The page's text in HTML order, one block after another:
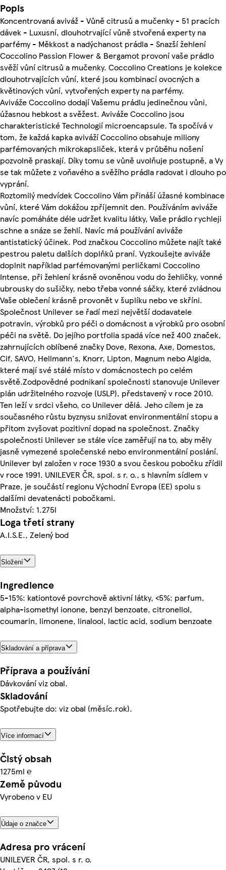
Popis
Koncentrovaná aviváž - Vůně citrusů a mučenky - 51 pracích
dávek - Luxusní, dlouhotrvající vůně stvořená experty na
parfémy - Měkkost a nadýchanost prádla - Snazší žehlení
Coccolino Passion Flower & Bergamot provoní vaše prádlo
svěží vůní citrusů a mučenky. Coccolino Creations je kolekce
dlouhotrvajících vůní, které jsou kombinací ovocných a
květinových vůní, vytvořených experty na parfémy.
Aviváže Coccolino dodají Vašemu prádlu jedinečnou vůni,
úžasnou hebkost a svěžest. Aviváže Coccolino jsou
charakteristické Technologií microencapsule. Ta spočívá v
tom, že každá kapka aviváží Coccolino obsahuje miliony
parfémovaných mikrokapsliček, která v průběhu nošení
pozvolně praskají. Díky tomu se vůně uvolňuje postupně, a Vy
se tak můžete z voňavého a svěžího prádla radovat i dlouho po
vyprání.
Roztomilý medvídek Coccolino Vám přináší úžasné kombinace
vůní, které Vám dokážou zpříjemnit den. Používáním aviváže
navíc pomáháte déle udržet kvalitu látky, Vaše prádlo rychleji
schne a snáze se žehlí. Navíc má používání aviváže
antistatický účinek. Pod značkou Coccolino můžete najít také
pestrou paletu dalších doplňků praní. Vyzkoušejte aviváže
doplnit například parfémovanými perličkami Coccolino
Intense, při žehlení krásně ovoněnou vodu do žehličky, vonné
ubrousky do sušičky, nebo třeba vonné sáčky, které zvládnou
Vaše oblečení krásně provonět v šuplíku nebo ve skříni.
Společnost Unilever se řadí mezi největší dodavatele
potravin, výrobků pro péči o domácnost a výrobků pro osobní
péči na světě. Do jejího portfolia spadá více než 400 značek,
zahrnujících oblíbené značky Dove, Rexona, Axe, Domestos,
Cif, SAVO, Hellmann's, Knorr, Lipton, Magnum nebo Algida,
které mají své stálé místo v domácnostech po celém
světě.Zodpovědné podnikaní společnosti stanovuje Unilever
plán udržitelného rozvoje (USLP), představený v roce 2010.
Ten leží v srdci všeho, co Unilever dělá. Jeho cílem je za
současného růstu byznysu snižovat environmentální stopu a
přitom zvyšovat pozitivní dopad na společnost. Značky
společnosti Unilever se stále více zaměřují na to, aby měly
jasně vymezené společenské nebo environmentální poslání.
Unilever byl založen v roce 1930 a svou českou pobočku zřídil
v roce 1991. UNILEVER ČR, spol. s r. o., s hlavním sídlem v
Praze, je součástí regionu Východní Evropa (EE) spolu s
dalšími devatenácti pobočkami.
Množství: 1.275l
Loga třetí strany
A.I.S.E., Zelený bod
Složení
Ingredience
5-15%: kationtové povrchově aktivní látky, <5%: parfum,
alpha-isomethyl ionone, benzyl benzoate, citronellol,
coumarin, limonene, linalool, lactic acid, sodium benzoate
Skladování a příprava
Příprava a používání
Dávkování viz obal.
Skladování
Spotřebujte do: viz obal (měsíc.rok).
Více informací
Čistý obsah
1275ml ℮
Země původu
Vyrobeno v EU
Údaje o značce
Adresa pro vrácení
UNILEVER ČR, spol. s r. o.